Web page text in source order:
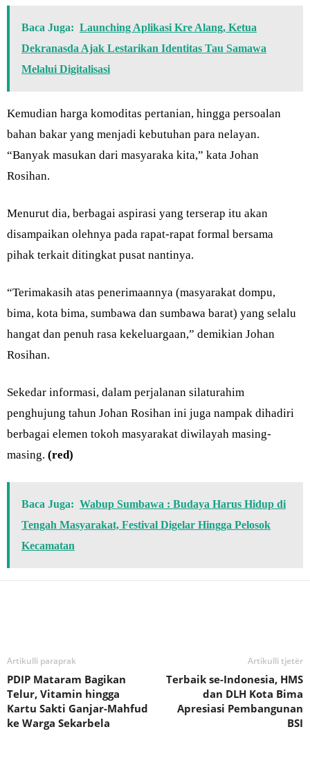
Baca Juga: Launching Aplikasi Kre Alang, Ketua
Dekranasda Ajak Lestarikan Identitas Tau Samawa
Melalui Digitalisasi
Kemudian harga komoditas pertanian, hingga persoalan
bahan bakar yang menjadi kebutuhan para nelayan.
“Banyak masukan dari masyaraka kita,” kata Johan
Rosihan.
Menurut dia, berbagai aspirasi yang terserap itu akan
disampaikan olehnya pada rapat-rapat formal bersama
pihak terkait ditingkat pusat nantinya.
“Terimakasih atas penerimaannya (masyarakat dompu,
bima, kota bima, sumbawa dan sumbawa barat) yang selalu
hangat dan penuh rasa kekeluargaan,” demikian Johan
Rosihan.
Sekedar informasi, dalam perjalanan silaturahim
penghujung tahun Johan Rosihan ini juga nampak dihadiri
berbagai elemen tokoh masyarakat diwilayah masing-
masing. (red)
Baca Juga: Wabup Sumbawa : Budaya Harus Hidup di
Tengah Masyarakat, Festival Digelar Hingga Pelosok
Kecamatan
Artikulli paraprak
PDIP Mataram Bagikan
Telur, Vitamin hingga
Kartu Sakti Ganjar-Mahfud
ke Warga Sekarbela
Artikulli tjetër
Terbaik se-Indonesia, HMS
dan DLH Kota Bima
Apresiasi Pembangunan
BSI